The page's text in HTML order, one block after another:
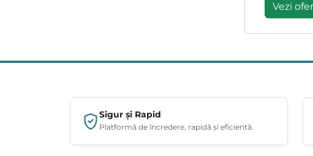
Vezi
Sigur și Rapid
Platformă de încredere, rapidă și eficientă.